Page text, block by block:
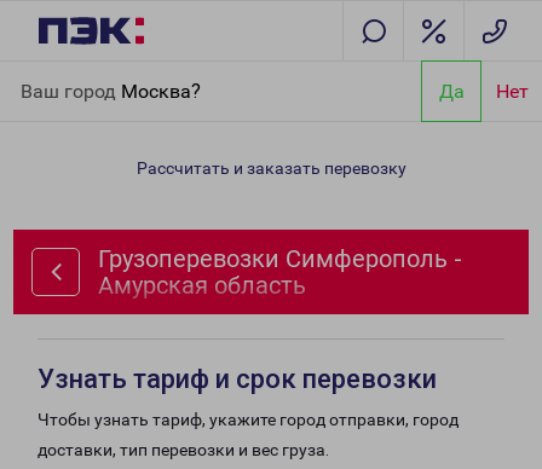
Ваш город Москва? Да Нет
Амурская область
Рассчитать и заказать перевозку
Грузоперевозки Симферополь -
Амурская область
Узнать тариф и срок перевозки
Чтобы узнать тариф, укажите город отправки, город
доставки, тип перевозки и вес груза.